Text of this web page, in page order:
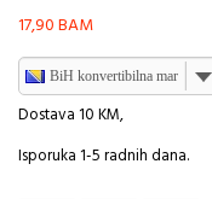
17,90BAM
BiH konvertibilna marka
Dostava 10 KM,
Isporuka 1-5 radnih dana.